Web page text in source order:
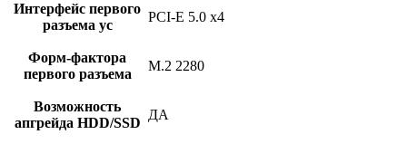
Интерфейс первого
разъема ус
PCI-E 5.0 x4
Форм-фактора
первого разъема
M.2 2280
Возможность
апгрейда HDD/SSD
ДА